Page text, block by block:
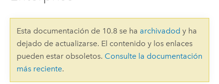
Esta documentación de 10.8 se ha archivadod y ha
dejado de actualizarse. El contenido y los enlaces
pueden estar obsoletos. Consulte la documentación
más reciente.